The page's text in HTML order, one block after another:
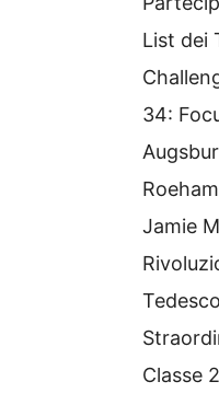
List dei
34:
Jamie
Classe